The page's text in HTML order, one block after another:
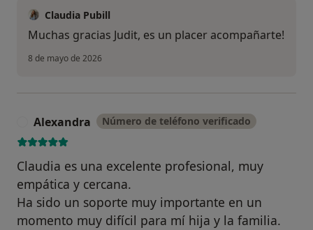
Claudia Pubill
Muchas gracias Judit, es un placer acompañarte!
8 de mayo de 2026
Alexandra Número de teléfono verificado
Claudia es una excelente profesional, muy
empática y cercana.
Ha sido un soporte muy importante en un
momento muy difícil para mí hija y la familia.